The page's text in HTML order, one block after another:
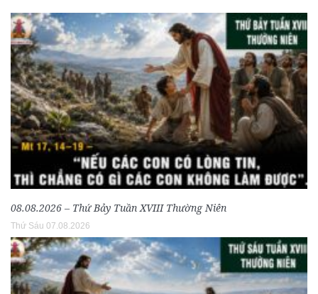
08.08.2026 – Thứ Bảy Tuần XVIII Thường Niên
Thứ Sáu 07.08.2026